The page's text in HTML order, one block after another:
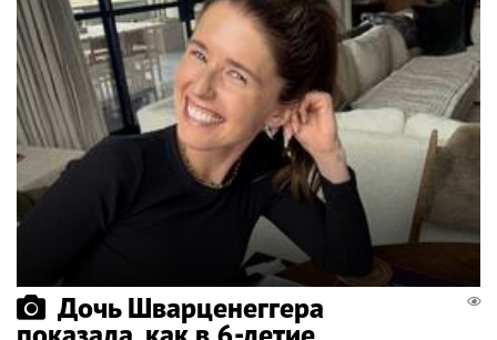
Дочь Шварценеггера